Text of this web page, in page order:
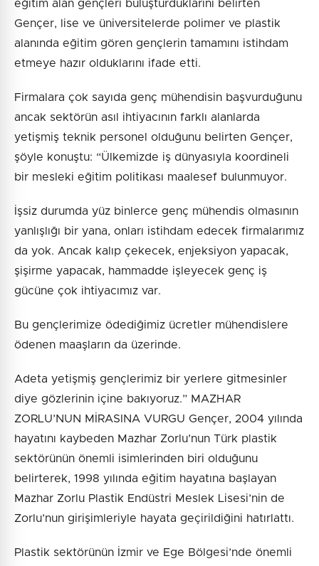
eğitim alan gençleri buluşturduklarını belirten
Gençer, lise ve üniversitelerde polimer ve plastik
alanında eğitim gören gençlerin tamamını istihdam
etmeye hazır olduklarını ifade etti.
Firmalara çok sayıda genç mühendisin başvurduğunu
ancak sektörün asıl ihtiyacının farklı alanlarda
yetişmiş teknik personel olduğunu belirten Gençer,
şöyle konuştu: “Ülkemizde iş dünyasıyla koordineli
bir mesleki eğitim politikası maalesef bulunmuyor.
İşsiz durumda yüz binlerce genç mühendis olmasının
yanlışlığı bir yana, onları istihdam edecek firmalarımız
da yok. Ancak kalıp çekecek, enjeksiyon yapacak,
şişirme yapacak, hammadde işleyecek genç iş
gücüne çok ihtiyacımız var.
Bu gençlerimize ödediğimiz ücretler mühendislere
ödenen maaşların da üzerinde.
Adeta yetişmiş gençlerimiz bir yerlere gitmesinler
diye gözlerinin içine bakıyoruz.” MAZHAR
ZORLU’NUN MİRASINA VURGU Gençer, 2004 yılında
hayatını kaybeden Mazhar Zorlu’nun Türk plastik
sektörünün önemli isimlerinden biri olduğunu
belirterek, 1998 yılında eğitim hayatına başlayan
Mazhar Zorlu Plastik Endüstri Meslek Lisesi’nin de
Zorlu’nun girişimleriyle hayata geçirildiğini hatırlattı.
Plastik sektörünün İzmir ve Ege Bölgesi’nde önemli